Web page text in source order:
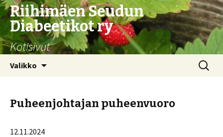
Riihimäen Seudun
Diabeetikot ry
Kotisivut
Valikko Haku:
Puheenjohtajan puheenvuoro
12.11.2024